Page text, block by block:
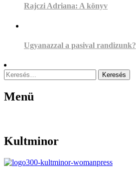
Rajczi Adriana: A könyv
Ugyanazzal a pasival randizunk?
Keresés:
Menü
Kultminor